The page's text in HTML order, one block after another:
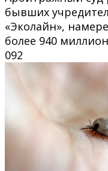
бывших
«Эколайн»,
более 940
092